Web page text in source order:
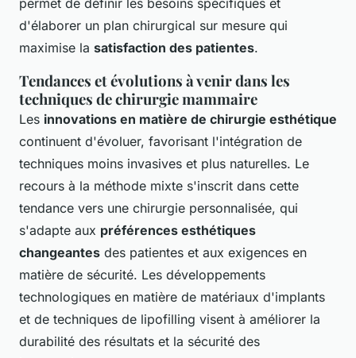
permet de définir les besoins spécifiques et
d'élaborer un plan chirurgical sur mesure qui
maximise la satisfaction des patientes.
Tendances et évolutions à venir dans les
techniques de chirurgie mammaire
Les innovations en matière de chirurgie esthétique
continuent d'évoluer, favorisant l'intégration de
techniques moins invasives et plus naturelles. Le
recours à la méthode mixte s'inscrit dans cette
tendance vers une chirurgie personnalisée, qui
s'adapte aux préférences esthétiques
changeantes des patientes et aux exigences en
matière de sécurité. Les développements
technologiques en matière de matériaux d'implants
et de techniques de lipofilling visent à améliorer la
durabilité des résultats et la sécurité des